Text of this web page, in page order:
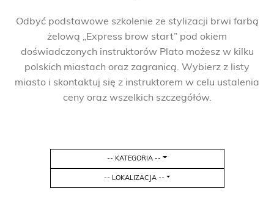
Odbyć podstawowe szkolenie ze stylizacji brwi farbą
żelową „Express brow start” pod okiem
doświadczonych instruktorów Plato możesz w kilku
polskich miastach oraz zagranicą. Wybierz z listy
miasto i skontaktuj się z instruktorem w celu ustalenia
ceny oraz wszelkich szczegółów.
-- KATEGORIA --
-- LOKALIZACJA --